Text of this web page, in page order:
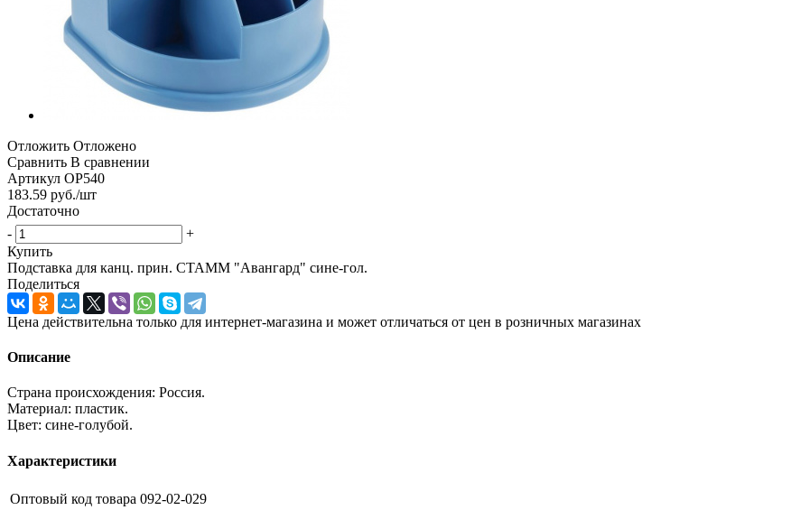
Отложить Отложено
Сравнить В сравнении
Артикул ОР540
183.59 руб./шт
Достаточно
-
+
Купить
Подставка для канц. прин. СТАММ "Авангард" сине-гол.
Поделиться
Цена действительна только для интернет-магазина и может отличаться от цен в розничных магазинах
Описание
Страна происхождения: Россия.
Материал: пластик.
Цвет: сине-голубой.
Характеристики
Оптовый код товара 092-02-029